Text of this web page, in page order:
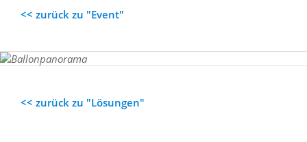
<< zurück zu "Event"
<< zurück zu "Lösungen"